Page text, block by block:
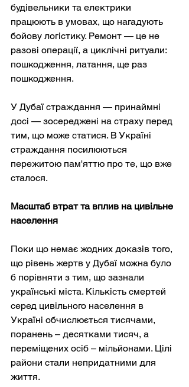
будівельники та електрики
працюють в умовах, що нагадують
бойову логістику. Ремонт — це не
разові операції, а циклічні ритуали:
пошкодження, латання, ще раз
пошкодження.
У Дубаї страждання — принаймні
досі — зосереджені на страху перед
тим, що може статися. В Україні
страждання посилюються
пережитою пам'яттю про те, що вже
сталося.
Масштаб втрат та вплив на цивільне
населення
Поки що немає жодних доказів того,
що рівень жертв у Дубаї можна було
б порівняти з тим, що зазнали
українські міста. Кількість смертей
серед цивільного населення в
Україні обчислюється тисячами,
поранень – десятками тисяч, а
переміщених осіб – мільйонами. Цілі
райони стали непридатними для
життя.